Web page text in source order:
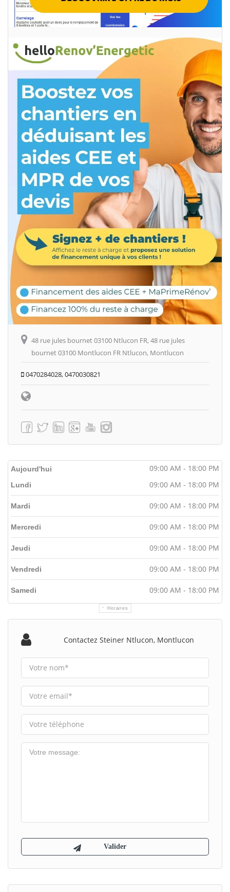
48 rue jules bournet 03100 Ntlucon FR, 48 rue jules
bournet 03100 Montlucon FR Ntlucon, Montlucon
0470284028, 0470030821
Aujourd'hui 09:00 AM - 18:00 PM
Horaires
Lundi 09:00 AM - 18:00 PM
Mardi 09:00 AM - 18:00 PM
Mercredi 09:00 AM - 18:00 PM
Jeudi 09:00 AM - 18:00 PM
Vendredi 09:00 AM - 18:00 PM
Samedi 09:00 AM - 18:00 PM
Contactez Steiner Ntlucon, Montlucon